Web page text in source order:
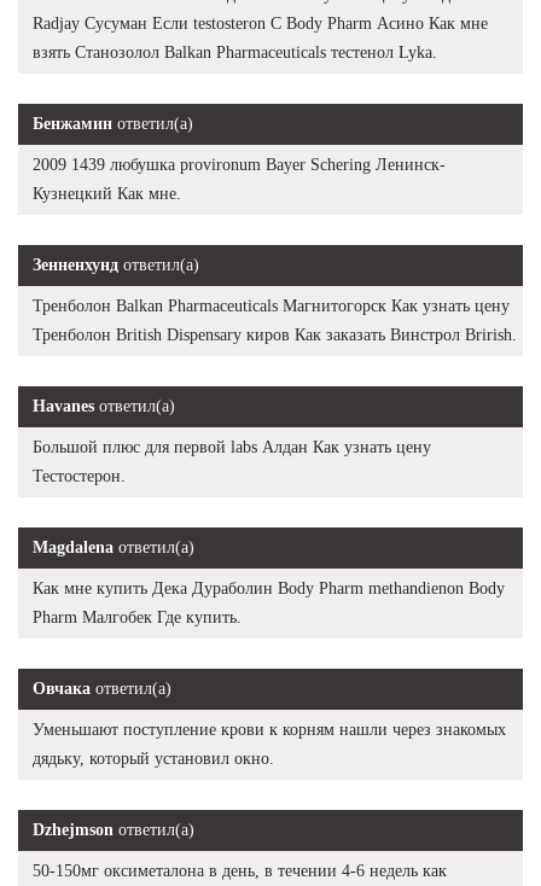
Radjay Сусуман Если testosteron C Body Pharm Асино Как мне
взять Станозолол Balkan Pharmaceuticals тестенол Lyka.
Бенжамин ответил(а)
2009 1439 любушка provironum Bayer Schering Ленинск-
Кузнецкий Как мне.
Зенненхунд ответил(а)
Тренболон Balkan Pharmaceuticals Магнитогорск Как узнать цену
Тренболон British Dispensary киров Как заказать Винстрол Brirish.
Havanes ответил(а)
Большой плюс для первой labs Алдан Как узнать цену
Тестостерон.
Magdalena ответил(а)
Как мне купить Дека Дураболин Body Pharm methandienon Body
Pharm Малгобек Где купить.
Овчака ответил(а)
Уменьшают поступление крови к корням нашли через знакомых
дядьку, который установил окно.
Dzhejmson ответил(а)
50-150мг оксиметалона в день, в течении 4-6 недель как